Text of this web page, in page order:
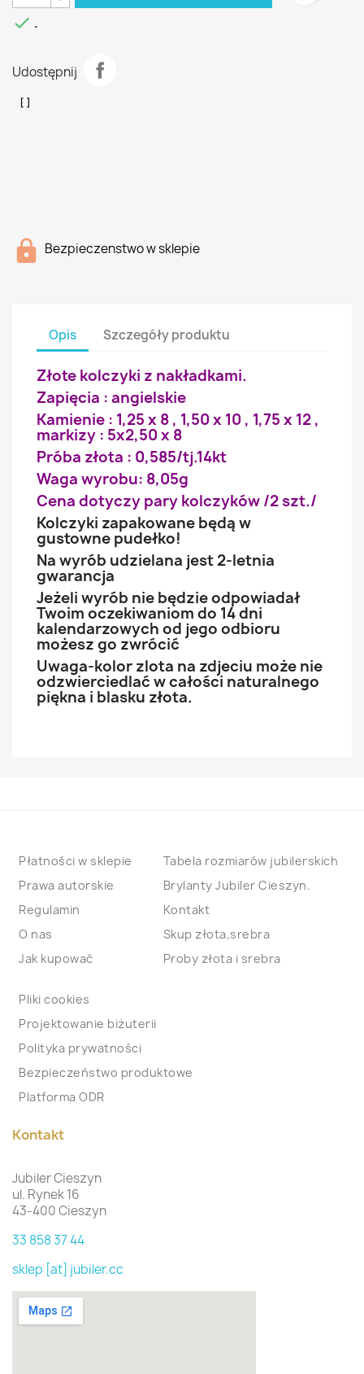
 .
Udostępnij
Bezpieczenstwo w sklepie
Opis Szczegóły produktu
Złote kolczyki z nakładkami.
Zapięcia : angielskie
Kamienie : 1,25 x 8 , 1,50 x 10 , 1,75 x 12 ,
markizy : 5x2,50 x 8
Próba złota : 0,585/tj.14kt
Waga wyrobu: 8,05g
Cena dotyczy pary kolczyków /2 szt./
Kolczyki zapakowane będą w
gustowne pudełko!
Na wyrób udzielana jest 2-letnia
gwarancja
Jeżeli wyrób nie będzie odpowiadał
Twoim oczekiwaniom do 14 dni
kalendarzowych od jego odbioru
możesz go zwrócić
Uwaga-kolor zlota na zdjeciu może nie
odzwierciedlać w całości naturalnego
piękna i blasku złota.
Płatności w sklepie
Prawa autorskie
Regulamin
O nas
Jak kupować
Tabela rozmiarów jubilerskich
Brylanty Jubiler Cieszyn.
Kontakt
Skup złota,srebra
Proby złota i srebra
Pliki cookies
Projektowanie biżuterii
Polityka prywatności
Bezpieczeństwo produktowe
Platforma ODR
Kontakt
Jubiler Cieszyn
ul. Rynek 16
43-400 Cieszyn
33 858 37 44
sklep [at] jubiler.cc